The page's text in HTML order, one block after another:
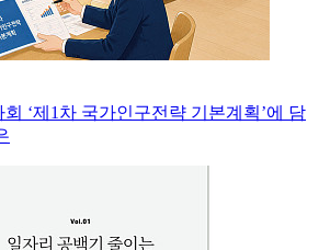
‘제1차 국가인구전략 기본계획’에 담